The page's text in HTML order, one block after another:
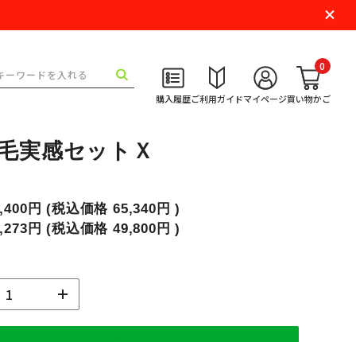
購入履歴ご利用ガイドマイページ買い物かご
0
実感セットＸ
円 (税込価格65,340円 )
円 (税込価格49,800円 )